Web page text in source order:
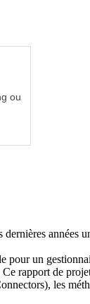
ou
années
pour un
rapport de
les